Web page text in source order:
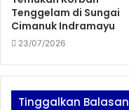
Tenggelam di Sungai
Cimanuk Indramayu
23/07/2026
Tinggalkan Balasan